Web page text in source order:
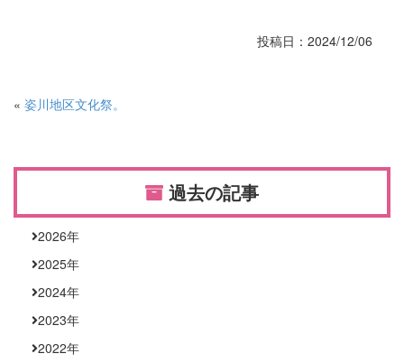
投稿日：2024/12/06
« 姿川地区文化祭。
過去の記事
2026年
2025年
2024年
2023年
2022年